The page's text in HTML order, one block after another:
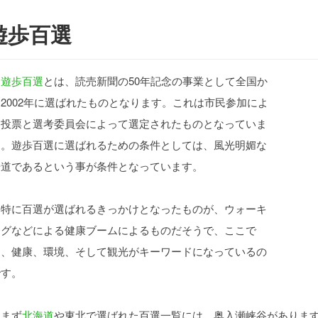
歩百選
遊歩百選とは、読売新聞の50年記念の事業として全国か
年に選ばれたものとなります。これは市民参加によ
票と選考委員会によって選定されたものとなっていま
遊歩百選に選ばれるための条件としては、風光明媚な
であるという事が条件となっています。
百選が選ばれるきっかけとなったものが、ウォーキ
などによる健康ブームによるものだそうで、ここで
健康、環境、そして観光がキーワードになっているの
。
ず北海道や東北で選ばれた百選一覧には、奥入瀬峡谷がありま